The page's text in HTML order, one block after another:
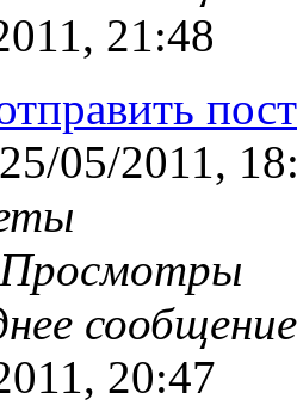
21:48
05/2011,
Просмотры
20:47